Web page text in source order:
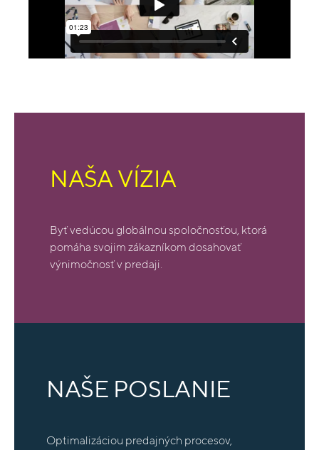
NAŠA VÍZIA
Byť vedúcou globálnou spoločnosťou, ktorá
pomáha svojim zákazníkom dosahovať
výnimočnosť v predaji.
NAŠE POSLANIE
Optimalizáciou predajných procesov,